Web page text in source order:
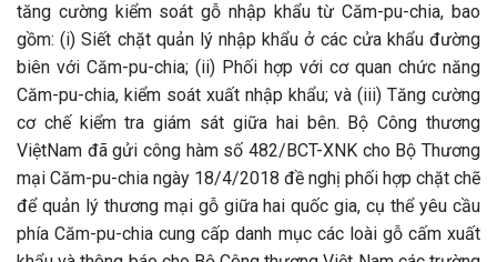
tăng cường kiểm soát gỗ nhập khẩu từ Căm-pu-chia, bao
gồm: (i) Siết chặt quản lý nhập khẩu ở các cửa khẩu đường
biên với Căm-pu-chia; (ii) Phối hợp với cơ quan chức năng
Căm-pu-chia, kiểm soát xuất nhập khẩu; và (iii) Tăng cường
cơ chế kiểm tra giám sát giữa hai bên. Bộ Công thương
ViệtNam đã gửi công hàm số 482/BCT-XNK cho Bộ Thương
mại Căm-pu-chia ngày 18/4/2018 đề nghị phối hợp chặt chẽ
để quản lý thương mại gỗ giữa hai quốc gia, cụ thể yêu cầu
phía Căm-pu-chia cung cấp danh mục các loài gỗ cấm xuất